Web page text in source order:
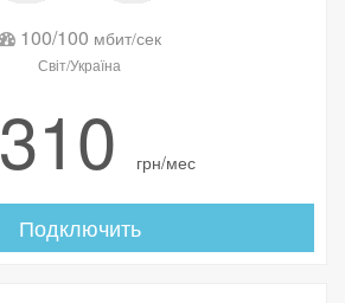
100/100 мбит/сек
Світ/Україна
310 грн/мес
Подключить